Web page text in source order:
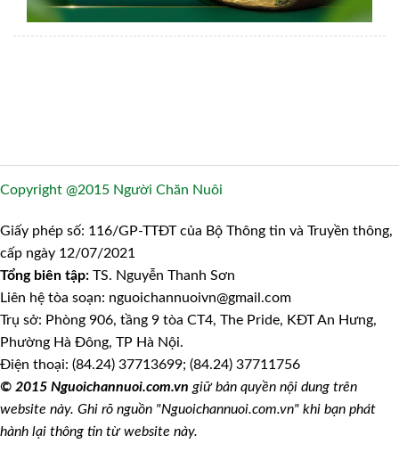
Copyright @2015 Người Chăn Nuôi
Giấy phép số: 116/GP-TTĐT của Bộ Thông tin và Truyền thông,
cấp ngày 12/07/2021
Tổng biên tập: TS. Nguyễn Thanh Sơn
Liên hệ tòa soạn: nguoichannuoivn@gmail.com
Trụ sở: Phòng 906, tầng 9 tòa CT4, The Pride, KĐT An Hưng,
Phường Hà Đông, TP Hà Nội.
Điện thoại: (84.24) 37713699; (84.24) 37711756
© 2015 Nguoichannuoi.com.vn giữ bản quyền nội dung trên
website này. Ghi rõ nguồn "Nguoichannuoi.com.vn" khi bạn phát
hành lại thông tin từ website này.